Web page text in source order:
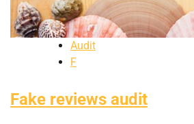
Audit
F
Fake reviews audit